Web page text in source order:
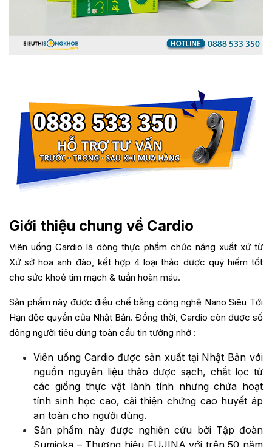
Giới thiệu chung về Cardio
Viên uống Cardio là dòng thực phẩm chức năng xuất xứ từ
Xứ sở hoa anh đào, kết hợp 4 loại thảo dược quý hiếm tốt
cho sức khoẻ tim mạch & tuần hoàn máu.
Sản phẩm này được điều chế bằng công nghệ Nano Siêu Tới
Hạn độc quyền của Nhật Bản. Đồng thời, Cardio còn được số
đông người tiêu dùng toàn cầu tin tưởng nhờ :
Viên uống Cardio được sản xuất tại Nhật Bản với
nguồn nguyên liệu thảo dược sạch, chắt lọc từ
các giống thực vật lành tính nhưng chứa hoạt
tính sinh học cao, cải thiện chứng cao huyết áp
an toàn cho người dùng.
Sản phẩm này được nghiên cứu bởi Tập đoàn